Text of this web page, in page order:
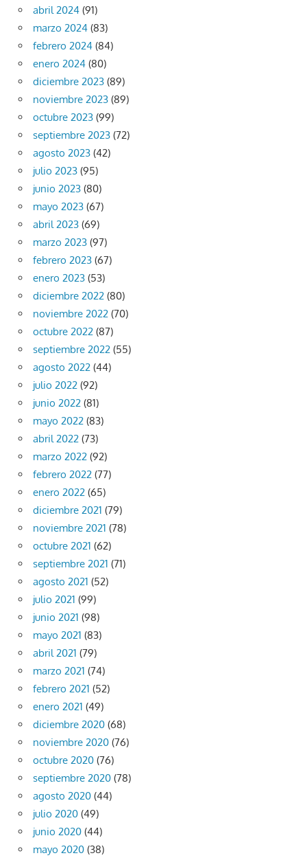
abril 2024 (91)
marzo 2024 (83)
febrero 2024 (84)
enero 2024 (80)
diciembre 2023 (89)
noviembre 2023 (89)
octubre 2023 (99)
septiembre 2023 (72)
agosto 2023 (42)
julio 2023 (95)
junio 2023 (80)
mayo 2023 (67)
abril 2023 (69)
marzo 2023 (97)
febrero 2023 (67)
enero 2023 (53)
diciembre 2022 (80)
noviembre 2022 (70)
octubre 2022 (87)
septiembre 2022 (55)
agosto 2022 (44)
julio 2022 (92)
junio 2022 (81)
mayo 2022 (83)
abril 2022 (73)
marzo 2022 (92)
febrero 2022 (77)
enero 2022 (65)
diciembre 2021 (79)
noviembre 2021 (78)
octubre 2021 (62)
septiembre 2021 (71)
agosto 2021 (52)
julio 2021 (99)
junio 2021 (98)
mayo 2021 (83)
abril 2021 (79)
marzo 2021 (74)
febrero 2021 (52)
enero 2021 (49)
diciembre 2020 (68)
noviembre 2020 (76)
octubre 2020 (76)
septiembre 2020 (78)
agosto 2020 (44)
julio 2020 (49)
junio 2020 (44)
mayo 2020 (38)